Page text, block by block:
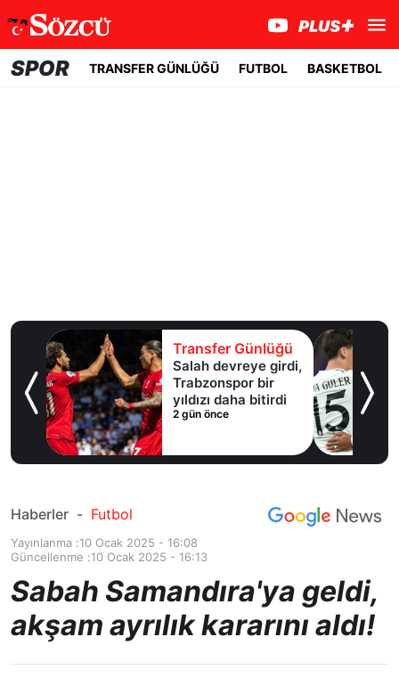
SPOR TRANSFER GÜNLÜĞÜ FUTBOL BASKETBOL
Transfer Günlüğü
Salah devreye girdi,
Trabzonspor bir
yıldızı daha bitirdi
2 gün önce
Haberler - Futbol
Yayınlanma :10 Ocak 2025 - 16:08
Güncellenme :10 Ocak 2025 - 16:13
Sabah Samandıra'ya geldi,
akşam ayrılık kararını aldı!